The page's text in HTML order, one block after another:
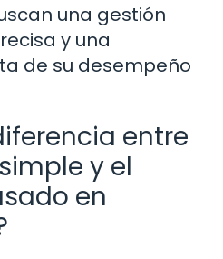
una gestión
y una
de su desempeño
entre
y el
en